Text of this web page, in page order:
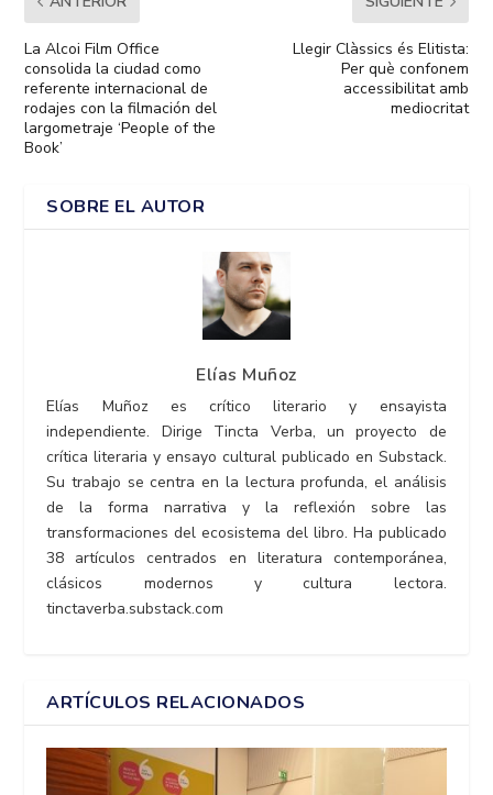
La Alcoi Film Office
consolida la ciudad como
referente internacional de
rodajes con la filmación del
largometraje ‘People of the
Book’
Llegir Clàssics és Elitista:
Per què confonem
accessibilitat amb
mediocritat
SOBRE EL AUTOR
Elías Muñoz
Elías Muñoz es crítico literario y ensayista
independiente. Dirige Tincta Verba, un proyecto de
crítica literaria y ensayo cultural publicado en Substack.
Su trabajo se centra en la lectura profunda, el análisis
de la forma narrativa y la reflexión sobre las
transformaciones del ecosistema del libro. Ha publicado
38 artículos centrados en literatura contemporánea,
clásicos modernos y cultura lectora.
tinctaverba.substack.com
ARTÍCULOS RELACIONADOS